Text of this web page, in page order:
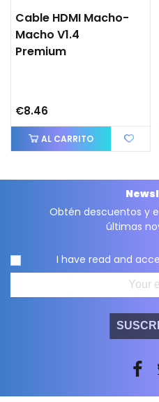
Cable HDMI Macho-
Macho V1.4
Premium
€8.46
AL CARRITO
Obtén descuentos y
últimas
I have read and